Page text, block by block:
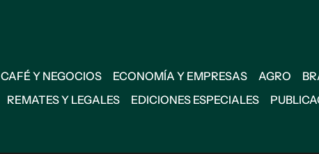
CAFÉ Y NEGOCIOS ECONOMÍA Y EMPRESAS AGRO
REMATES Y LEGALES EDICIONES ESPECIALES